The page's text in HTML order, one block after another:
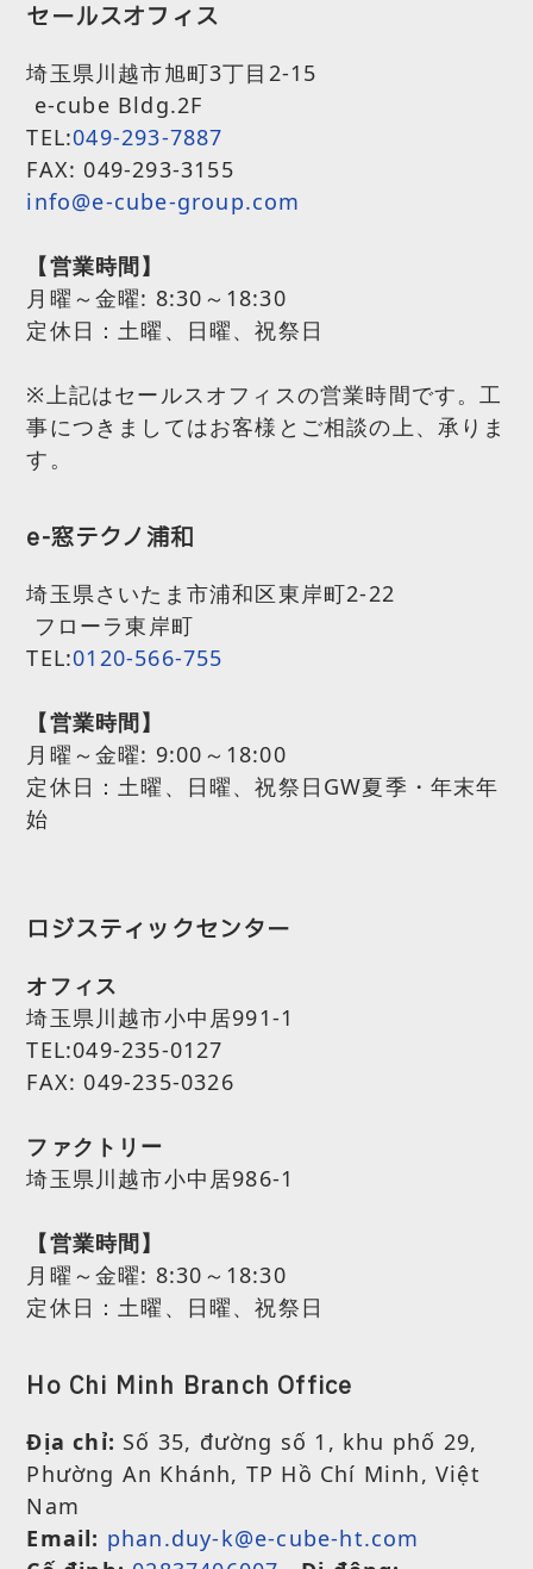
セールスオフィス
埼玉県川越市旭町3丁目2-15
e-cube Bldg.2F
TEL:049-293-7887
FAX: 049-293-3155
info@e-cube-group.com
【営業時間】
月曜～金曜: 8:30～18:30
定休日：土曜、日曜、祝祭日
※上記はセールスオフィスの営業時間です。工
事につきましてはお客様とご相談の上、承りま
す。
e-窓テクノ浦和
埼玉県さいたま市浦和区東岸町2-22
フローラ東岸町
TEL:0120-566-755
【営業時間】
月曜～金曜: 9:00～18:00
定休日：土曜、日曜、祝祭日GW夏季・年末年
始
ロジスティックセンター
オフィス
埼玉県川越市小中居991-1
TEL:049-235-0127
FAX: 049-235-0326
ファクトリー
埼玉県川越市小中居986-1
【営業時間】
月曜～金曜: 8:30～18:30
定休日：土曜、日曜、祝祭日
Ho Chi Minh Branch Office
Địa chỉ: Số 35, đường số 1, khu phố 29,
Phường An Khánh, TP Hồ Chí Minh, Việt
Nam
Email: phan.duy-k@e-cube-ht.com